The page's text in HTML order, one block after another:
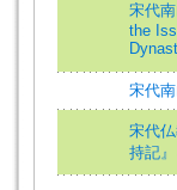
宋代
the
宋代
宋代
持記